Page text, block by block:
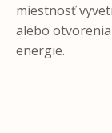
miestnosť
alebo
energie.